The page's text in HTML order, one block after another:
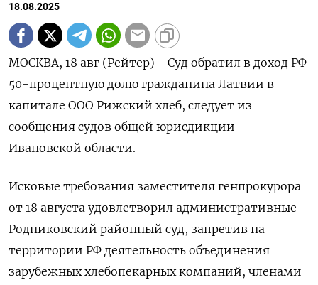
18.08.2025
МОСКВА, 18 авг (Рейтер) - Суд обратил в доход РФ
50-процентную долю гражданина Латвии в
капитале ООО Рижский хлеб, следует из
сообщения судов общей юрисдикции
Ивановской области.
Исковые требования заместителя генпрокурора
от 18 августа удовлетворил административные
Родниковский районный суд, запретив на
территории РФ деятельность объединения
зарубежных хлебопекарных компаний, членами